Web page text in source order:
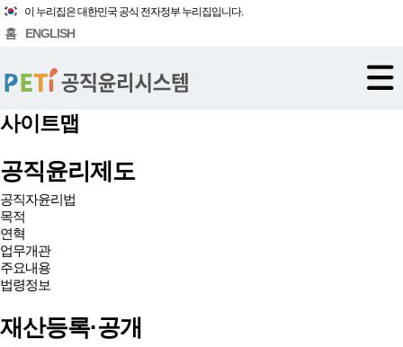
이 누리집은 대한민국 공식 전자정부 누리집입니다.
홈 ENGLISH
사이트맵
공직윤리제도
공직자윤리법
목적
연혁
업무개관
주요내용
법령정보
재산등록·공개